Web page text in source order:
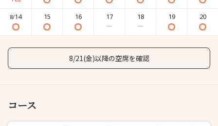
8/14 15 16 17 18 19 20
8/21(金)以降の空席を確認
コース